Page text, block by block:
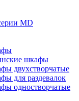
MD
шкафы
двухстворчатые
для раздевалок
одностворчатые